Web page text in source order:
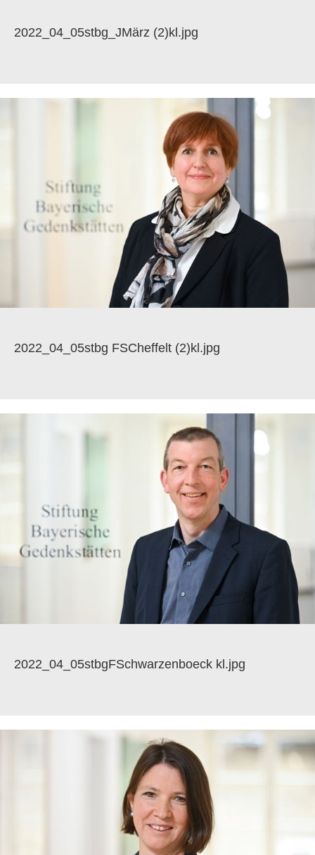
2022_04_05stbg_JMärz (2)kl.jpg
2022_04_05stbg FSCheffelt (2)kl.jpg
2022_04_05stbgFSchwarzenboeck kl.jpg